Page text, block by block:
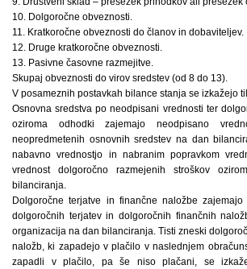
10. Dolgoročne obveznosti.
11. Kratkoročne obveznosti do članov in dobaviteljev.
12. Druge kratkoročne obveznosti.
13. Pasivne časovne razmejitve.
Skupaj obveznosti do virov sredstev (od 8 do 13).
V posameznih postavkah bilance stanja se izkažejo
Osnovna sredstva po neodpisani vrednosti ter
oziroma odhodki zajemajo neodpisano
neopredmetenih osnovnih sredstev na dan
nabavno vrednostjo in nabranim popravkom
vrednost dolgoročno razmejenih stroškov
bilanciranja.
Dolgoročne terjatve in finančne naložbe zajemajo
dolgoročnih terjatev in dolgoročnih finančnih
organizacija na dan bilanciranja. Tisti zneski
naložb, ki zapadejo v plačilo v naslednjem
zapadli v plačilo, pa še niso plačani, se